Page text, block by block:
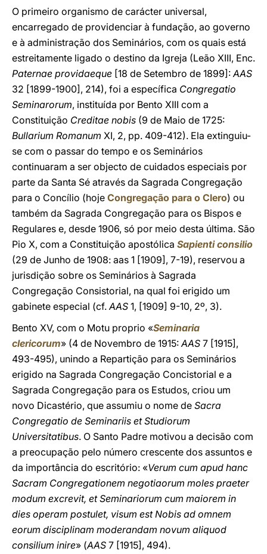
O primeiro organismo de carácter universal,
encarregado de providenciar à fundação, ao governo
e à administração dos Seminários, com os quais está
estreitamente ligado o destino da Igreja (Leão XIII, Enc.
Paternae providaeque [18 de Setembro de 1899]:AAS
32 [1899-1900], 214), foi a específica Congregatio
Seminarorum, instituída por Bento XIII com a
Constituição Creditae nobis (9 de Maio de 1725:
Bullarium Romanum XI, 2, pp. 409-412). Ela extinguiu-
se com o passar do tempo e os Seminários
continuaram a ser objecto de cuidados especiais por
parte da Santa Sé através da Sagrada Congregação
para o Concílio (hoje Congregação para o Clero) ou
também da Sagrada Congregação para os Bispos e
Regulares e, desde 1906, só por meio desta última. São
Pio X, com a Constituição apostólica Sapienti consilio
(29 de Junho de 1908: aas 1 [1909], 7-19), reservou a
jurisdição sobre os Seminários à Sagrada
Congregação Consistorial, na qual foi erigido um
gabinete especial (cf.AAS 1, [1909] 9-10, 2º, 3).
Bento XV, com o Motu proprio «Seminaria
clericorum» (4 de Novembro de 1915:AAS 7 [1915],
493-495), unindo a Repartição para os Seminários
erigido na Sagrada Congregação Concistorial e a
Sagrada Congregação para os Estudos, criou um
novo Dicastério, que assumiu o nome de Sacra
Congregatio de Seminariis et Studiorum
Universitatibus. O Santo Padre motivou a decisão com
a preocupação pelo número crescente dos assuntos e
da importância do escritório: «Verum cum apud hanc
Sacram Congregationem negotiaorum moles praeter
modum excrevit, et Seminariorum cum maiorem in
dies operam postulet, visum est Nobis ad omnem
eorum disciplinam moderandam novum aliquod
consilium inire» (AAS 7 [1915], 494).